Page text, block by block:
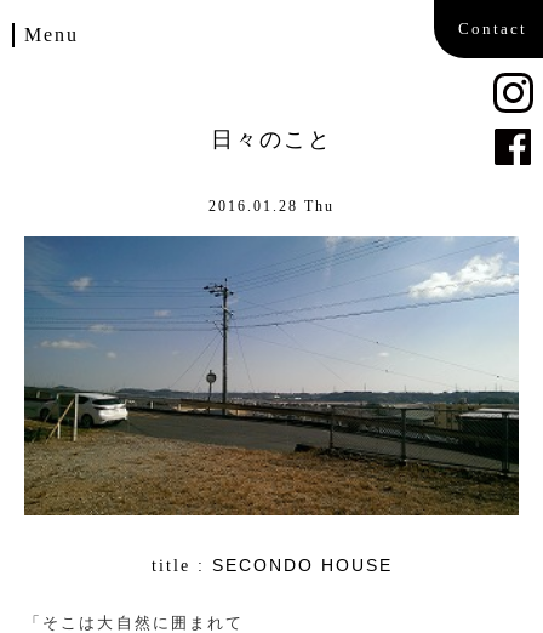
Menu
Contact
Contact
日々のこと
2016.01.28 Thu
title : SECONDO HOUSE
「そこは大自然に囲まれて